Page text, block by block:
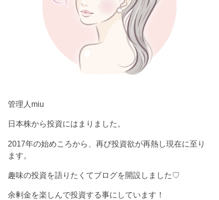
管理人miu
日本株から投資にはまりました。
2017年の始めころから、再び投資欲が再熱し現在に至り
ます。
趣味の投資を語りたくてブログを開設しました♡
余剰金を楽しんで投資する事にしています！